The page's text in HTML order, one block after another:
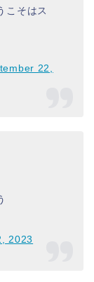
こそはス
22,
2023